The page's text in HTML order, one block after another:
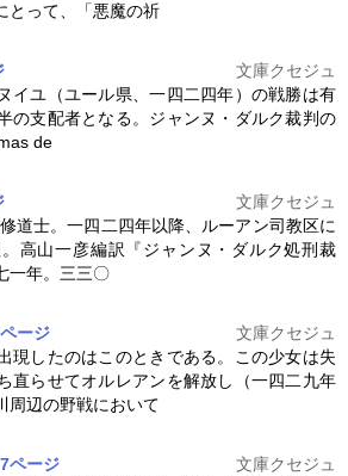
とって、「悪魔の祈
文庫クセジュ
イユ（ユール県、一四二四年）の戦勝は有
の支配者となる。 ジャンヌ・ダルク裁判の
de
文庫クセジュ
道士。一四二四年以降、ルーアン司教区に
高山一彦編訳『ジャンヌ・ダルク処刑裁
一年。三三〇
ージ
文庫クセジュ
現したのはこのときである。この少女は失
直らせてオルレアンを解放し（一四二九年
周辺の野戦において
ページ
文庫クセジュ